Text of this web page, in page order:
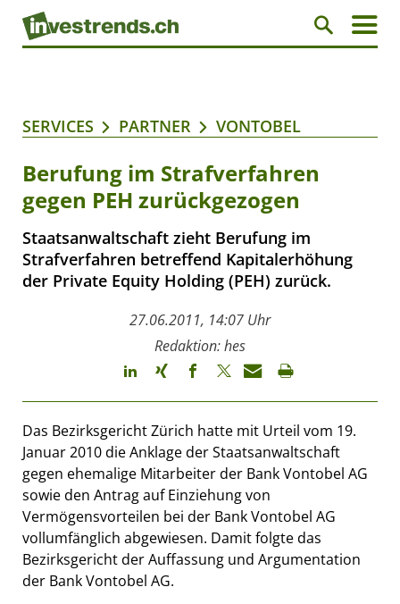
SERVICES PARTNER VONTOBEL
Berufung im Strafverfahren
gegen PEH zurückgezogen
Staatsanwaltschaft zieht Berufung im
Strafverfahren betreffend Kapitalerhöhung
der Private Equity Holding (PEH) zurück.
27.06.2011, 14:07 Uhr
Redaktion: hes
Das Bezirksgericht Zürich hatte mit Urteil vom 19.
Januar 2010 die Anklage der Staatsanwaltschaft
gegen ehemalige Mitarbeiter der Bank Vontobel AG
sowie den Antrag auf Einziehung von
Vermögensvorteilen bei der Bank Vontobel AG
vollumfänglich abgewiesen. Damit folgte das
Bezirksgericht der Auffassung und Argumentation
der Bank Vontobel AG.